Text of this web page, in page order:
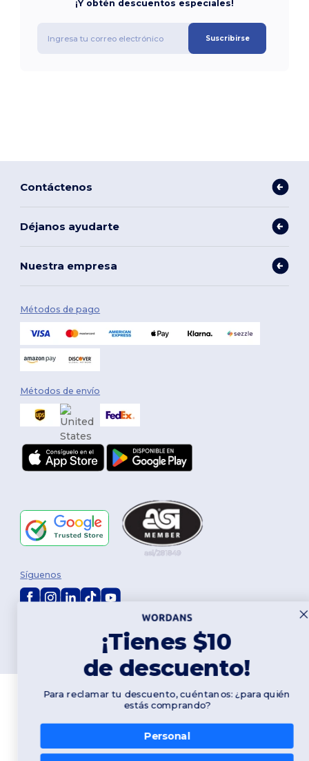
¡Y obtén descuentos especiales!
Suscribirse
Contáctenos
Déjanos ayudarte
Nuestra empresa
Métodos de pago
Métodos de envío
Términos y Condiciones| Política de personalización | Política de
Política de Cookies|Mapa del sitio
Síguenos
¡Tienes $10
de descuento!
Para reclamar tu descuento, cuéntanos: ¿para quién
estás comprando?
Personal